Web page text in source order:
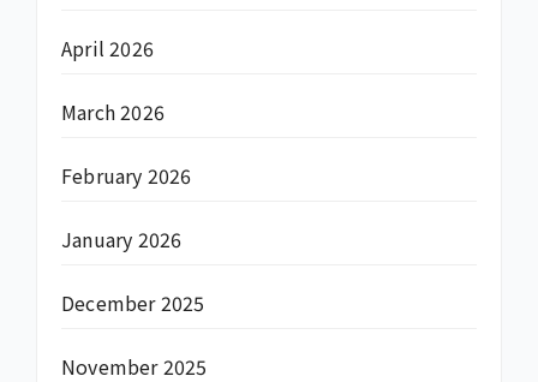
April 2026
March 2026
February 2026
January 2026
December 2025
November 2025